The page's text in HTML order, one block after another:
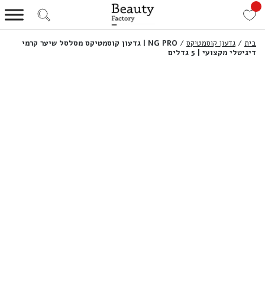
בית / גדעון קוסמטיקס /
NG PRO | גדעון קוסמטיקס מסלסל שיער קרמי
דיגיטלי מקצועי | 5 גדלים